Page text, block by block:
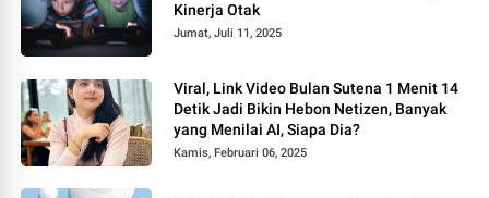
Kinerja Otak
Jumat, Juli 11, 2025
Viral, Link Video Bulan Sutena 1 Menit 14
Detik Jadi Bikin Hebon Netizen, Banyak
yang Menilai AI, Siapa Dia?
Kamis, Februari 06, 2025